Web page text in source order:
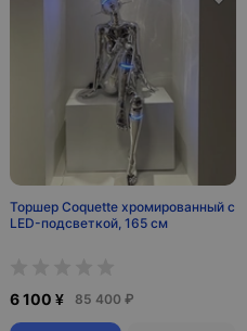
Торшер Coquette хромированный с
LED-подсветкой, 165 см
6 100 ¥ 85 400 ₽